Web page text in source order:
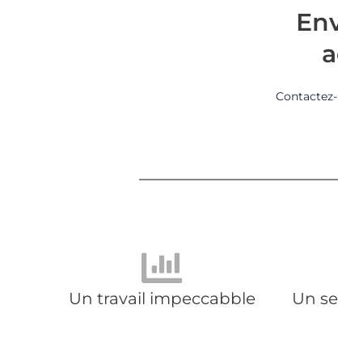
Un travail impeccabble Un